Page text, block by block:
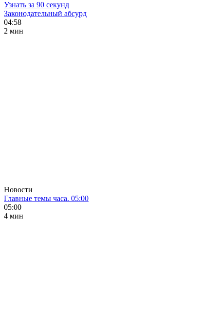
Узнать за 90 секунд
Законодательный абсурд
04:58
2 мин
Новости
Главные темы часа. 05:00
05:00
4 мин